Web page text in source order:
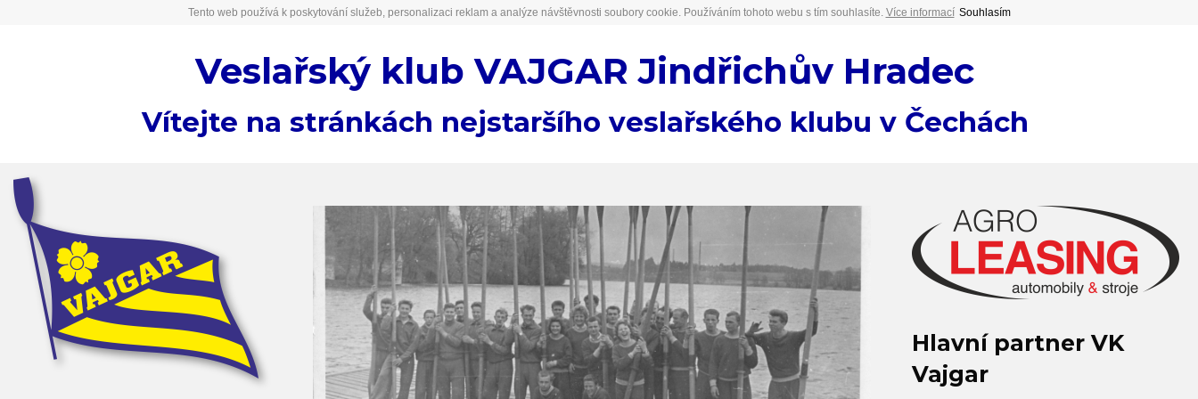
Tento web používá k poskytování služeb, personalizaci reklam a analýze návštěvnosti soubory cookie. Používáním tohoto webu s tím souhlasíte. Více informací Souhlasím
Veslařský klub VAJGAR Jindřichův Hradec
Vítejte na stránkách nejstaršího veslařského klubu v Čechách
Hlavní partner VK
Vajgar